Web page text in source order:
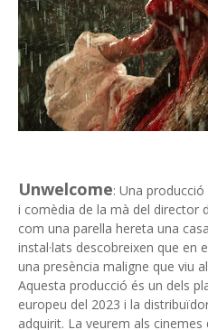
Unwelcome: Una
i comèdia de la mà del director
com una parella hereta una
instal·lats descobreixen que en
una presència maligne que viu
Aquesta producció és un dels
europeu del 2023 i la
adquirit. La veurem als